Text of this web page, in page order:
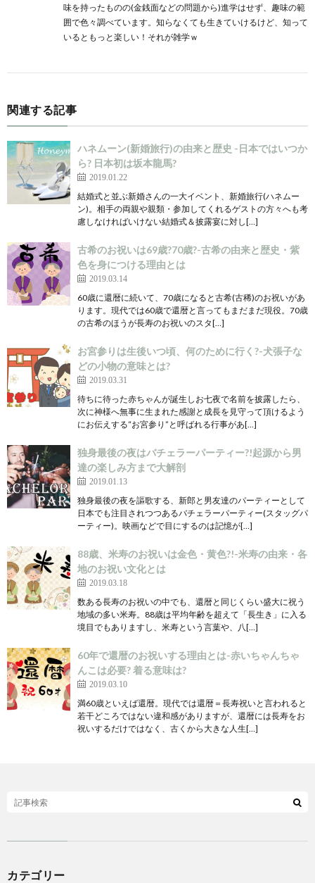
味を持ったものの(金銭面などの問題から)進学はせず、趣味の範
囲で色々調べています。知らなくても生きていけるけど、知って
いるともっと楽しい！それが雑学ｗ
関連する記事
ハネムーン(新婚旅行)の由来と歴史 -日本ではいつか
ら? 日本初は坂本龍馬?
2019.01.22
結婚式と並ぶ新婚さんの一大イベント、新婚旅行(ハネムー
ン)。相手の両親や親類・参加してくれるゲストの方々へも考
慮しなければいけない結婚式＆披露宴に対し[…]
古希のお祝いは69歳?70歳?-古希の由来と歴史・紫
色を身につける理由とは
2019.03.14
60歳に還暦に続いて、70歳になると古希(古稀)のお祝いがあ
ります。現代では60歳で還暦と言ってもまだまだ現役。70歳
の古希のほうが長寿のお祝いのスタ[…]
お宮参りは生後いつ頃、何のために行く?-犬張子な
どの小物の意味とは?
2019.03.31
待ちに待った赤ちゃんが誕生しお七夜で名前を披露したら、
次に神様へ無事に生まれた感謝と成長を見守って頂けるよう
にお伝えする“お宮参り”と呼ばれる行事があ[…]
独身最後の夜はバチェラーパーティー?!起源から男
達の楽しみ方まで大解剖
2019.01.13
独身最後の夜を謳歌する、新郎と男友達のパーティーとして
日本でも注目されつつあるバチェラーパーティー(スタッグパ
ーティー)。映画などで目にするのは記憶が[…]
88歳、米寿のお祝いは金色・黄色?!-米寿の由来・各
地のお祝い文化とは
2019.03.18
数ある長寿のお祝いの中でも、還暦と同じくらい盛大に祝う
地域の多い米寿。88歳は平均年齢を超えて「長生き」に入る
境目でもありますし、米寿という言葉や、八[…]
60年で還暦のお祝いする理由とは-赤いちゃんちゃ
んこは必要? 着る意味は?
2019.03.10
満60歳といえば還暦。現代では還暦＝長寿祝いと言われると
若干どころではない違和感がありますが、還暦には長寿をお
祝いするだけではなく、古くから大きな人生[…]
カテゴリー